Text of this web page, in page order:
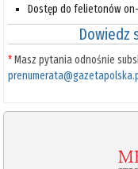
Dostęp do felietonów
Dowiedz
*Masz pytania odnośnie